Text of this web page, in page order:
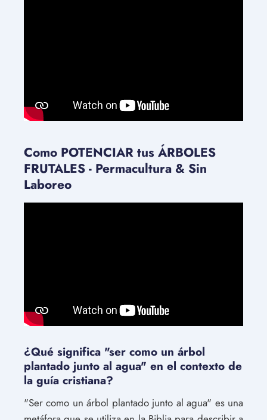
Como POTENCIAR tus ÁRBOLES
FRUTALES - Permacultura & Sin
Laboreo
¿Qué significa "ser como un árbol
plantado junto al agua" en el contexto de
la guía cristiana?
"Ser como un árbol plantado junto al agua" es una